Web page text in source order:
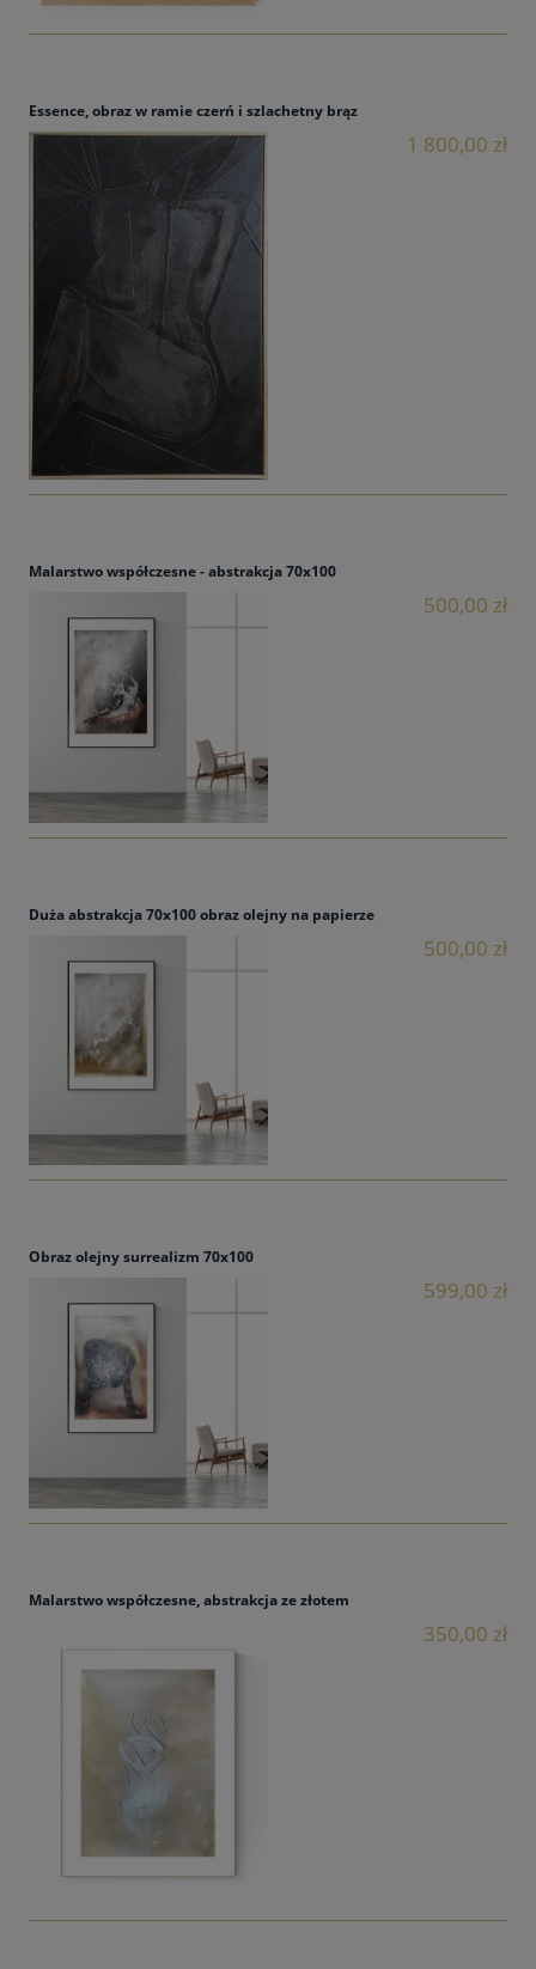
Essence, obraz w ramie czerń i szlachetny brąz
1 800,00 zł
Malarstwo współczesne - abstrakcja 70x100
500,00 zł
Duża abstrakcja 70x100 obraz olejny na papierze
500,00 zł
Obraz olejny surrealizm 70x100
599,00 zł
Malarstwo współczesne, abstrakcja ze złotem
350,00 zł